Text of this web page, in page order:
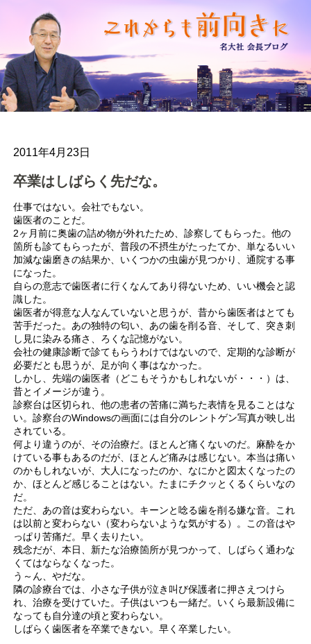
2011年4月23日
卒業はしばらく先だな。
仕事ではない。会社でもない。
歯医者のことだ。
2ヶ月前に奥歯の詰め物が外れたため、診察してもらった。他の
箇所も診てもらったが、普段の不摂生がたったてか、単なるいい
加減な歯磨きの結果か、いくつかの虫歯が見つかり、通院する事
になった。
自らの意志で歯医者に行くなんてあり得ないため、いい機会と認
識した。
歯医者が得意な人なんていないと思うが、昔から歯医者はとても
苦手だった。あの独特の匂い、あの歯を削る音、そして、突き刺
し見に染みる痛さ、ろくな記憶がない。
会社の健康診断で診てもらうわけではないので、定期的な診断が
必要だとも思うが、足が向く事はなかった。
しかし、先端の歯医者（どこもそうかもしれないが・・・）は、
昔とイメージが違う。
診察台は区切られ、他の患者の苦痛に満ちた表情を見ることはな
い。診察台のWindowsの画面には自分のレントゲン写真が映し出
されている。
何より違うのが、その治療だ。ほとんど痛くないのだ。麻酔をか
けている事もあるのだが、ほとんど痛みは感じない。本当は痛い
のかもしれないが、大人になったのか、なにかと図太くなったの
か、ほとんど感じることはない。たまにチクッとくるくらいなの
だ。
ただ、あの音は変わらない。キーンと唸る歯を削る嫌な音。これ
は以前と変わらない（変わらないような気がする）。この音はや
っぱり苦痛だ。早く去りたい。
残念だが、本日、新たな治療箇所が見つかって、しばらく通わな
くてはならなくなった。
う～ん、やだな。
隣の診療台では、小さな子供が泣き叫び保護者に押さえつけら
れ、治療を受けていた。子供はいつも一緒だ。いくら最新設備に
なっても自分達の頃と変わらない。
しばらく歯医者を卒業できない。早く卒業したい。